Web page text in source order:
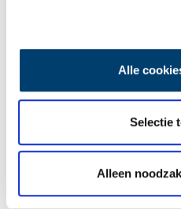
Alle
Selectie
Alleen
momenteel allemaal tegen. Het
fascinerende insecten. Ook